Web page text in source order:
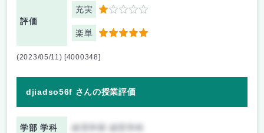
評価
充実 1
楽単 5
(2023/05/11) [4000348]
djiadso56f さんの授業評価
学部 学科